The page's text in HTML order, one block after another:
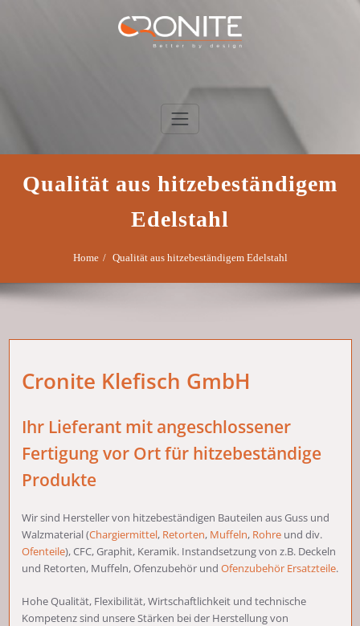
Cronite Klefisch
Qualität aus hitzebeständigem
Edelstahl
Home Qualität aus hitzebeständigem Edelstahl
Cronite Klefisch GmbH
Ihr Lieferant mit angeschlossener
Fertigung vor Ort für hitzebeständige
Produkte
Wir sind Hersteller von hitzebeständigen Bauteilen aus Guss und
Walzmaterial (Chargiermittel, Retorten, Muffeln, Rohreund div.
Ofenteile), CFC, Graphit, Keramik. Instandsetzung von z.B. Deckeln
und Retorten, Muffeln, Ofenzubehör und Ofenzubehör Ersatzteile.
Hohe Qualität, Flexibilität, Wirtschaftlichkeit und technische
Kompetenz sind unsere Stärken bei der Herstellung von